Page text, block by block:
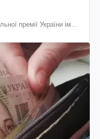
премії України ім.